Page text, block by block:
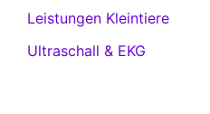
Leistungen Kleintiere
Ultraschall & EKG